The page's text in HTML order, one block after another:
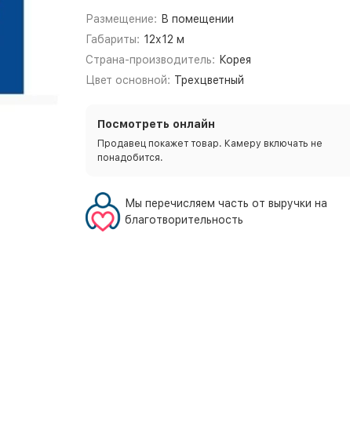
Размещение: В помещении
Габариты: 12х12 м
Страна-производитель: Корея
Цвет основной: Трехцветный
Посмотреть онлайн
Продавец покажет товар. Камеру включать не
понадобится.
Мы перечисляем часть от выручки на
благотворительность